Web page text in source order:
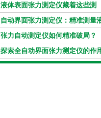
仪真香警告
液体表面张力测定仪藏着这些测
定“小窍门”
自动界面张力测定仪：精准测量
体界面张力的关键设备
张力自动测定仪如何精准破局？
探索全自动界面张力测定仪的作